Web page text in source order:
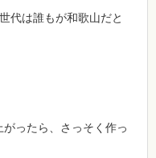
代は誰もが和歌山だと
ったら、さっそく作っ